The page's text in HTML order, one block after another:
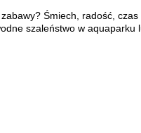
Śmiech, radość,
szaleństwo w aquaparku